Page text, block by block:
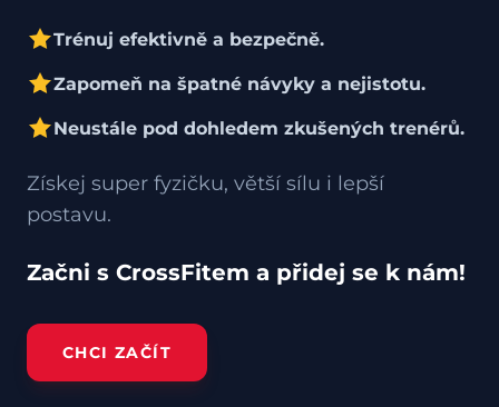
Trénuj efektivně a bezpečně.
Zapomeň na špatné návyky a nejistotu.
Neustále pod dohledem zkušených trenérů.
Získej super fyzičku, větší sílu i lepší
postavu.
Začni s CrossFitem a přidej se k nám!
CHCI ZAČÍT